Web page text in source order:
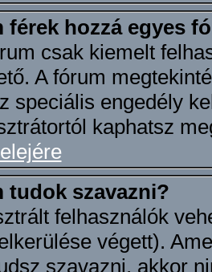
férek hozzá egyes
csak kiemelt
A fórum
speciális engedély
kaphatsz
tudok szavazni?
felhasználók
végett).
szavazni, akkor